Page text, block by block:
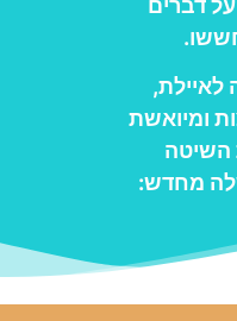
דברים
ומיואשת
מחדש: